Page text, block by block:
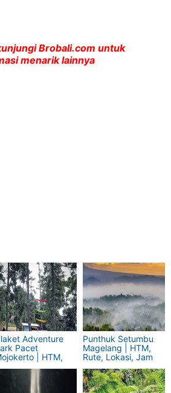
Brobali.com untuk
menarik lainnya
Adventure
Pacet
| HTM,
Rute, Jam Buka
Punthuk Setumbu
Magelang | HTM,
Rute, Lokasi, Jam